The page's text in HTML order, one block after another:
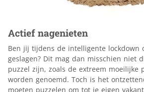
Actief nagenieten
Ben jij tijdens de intelligente lockdown
geslagen? Dit mag dan misschien niet
puzzel zijn, zoals de extreem moeilijke
worden genoemd. Toch is het
moeten puzzelen om tot je eigen